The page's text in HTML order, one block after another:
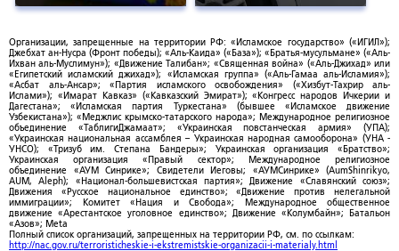
Организации, запрещенные на территории РФ: «Исламское государство» («ИГИЛ»);
Джебхат ан-Нусра (Фронт победы); «Аль-Каида» («База»); «Братья-мусульмане» («Аль-
Ихван аль-Муслимун»); «Движение Талибан»; «Священная война» («Аль-Джихад» или
«Египетский исламский джихад»); «Исламская группа» («Аль-Гамаа аль-Исламия»);
«Асбат аль-Ансар»; «Партия исламского освобождения» («Хизбут-Тахрир аль-
Ислами»); «Имарат Кавказ» («Кавказский Эмират»); «Конгресс народов Ичкерии и
Дагестана»; «Исламская партия Туркестана» (бывшее «Исламское движение
Узбекистана»); «Меджлис крымско-татарского народа»; Международное религиозное
объединение «ТаблигиДжамаат»; «Украинская повстанческая армия» (УПА);
«Украинская национальная ассамблея – Украинская народная самооборона» (УНА -
УНСО); «Тризуб им. Степана Бандеры»; Украинская организация «Братство»;
Украинская организация «Правый сектор»; Международное религиозное
объединение «АУМ Синрике»; Свидетели Иеговы; «АУМСинрике» (AumShinrikyo,
AUM, Aleph); «Национал-большевистская партия»; Движение «Славянский союз»;
Движения «Русское национальное единство»; «Движение против нелегальной
иммиграции»; Комитет «Нация и Свобода»; Международное общественное
движение «Арестантское уголовное единство»; Движение «Колумбайн»; Батальон
«Азов»; Meta
Полный список организаций, запрещенных на территории РФ, см. по ссылкам:
http://nac.gov.ru/terroristicheskie-i-ekstremistskie-organizacii-i-materialy.html